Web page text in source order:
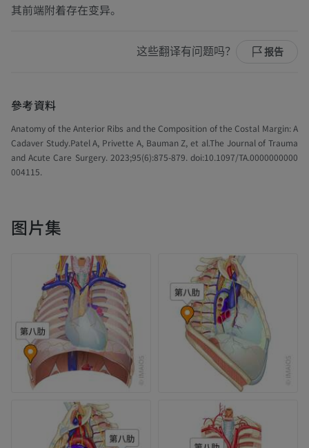
其前端附着存在变异。
这些翻译有问题吗？ 报告
參考資料
Anatomy of the Anterior Ribs and the Composition of the Costal Margin: A
Cadaver Study.Patel A, Privette A, Bauman Z, et al.The Journal of Trauma
and Acute Care Surgery. 2023;95(6):875-879. doi:10.1097/TA.0000000000
004115.
图片集